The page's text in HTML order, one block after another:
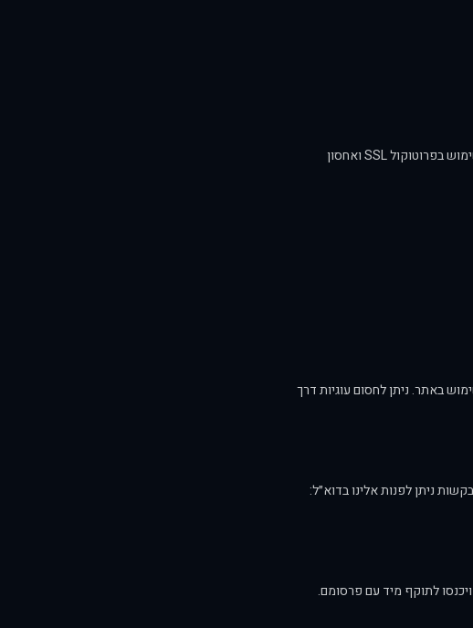
אנו נוקטים באמצעי אבטחה מתקדמים להגנה על המידע האישי שלכם, לרבות הצפנת נתונים, שימוש בפרוטוקול SSL ואחסון
באתר. ניתן לחסום עוגיות דרך
ניתן לפנות אלינו בדוא״ל:
לתוקף מיד עם פרסומם.